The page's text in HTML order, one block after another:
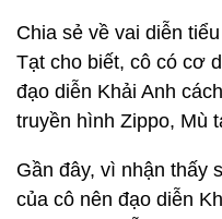
Chia sẻ về vai diễn
Tạt cho biết, cô có cơ
đạo diễn Khải Anh
truyền hình Zippo, Mù
Gần đây, vì nhận thấy
của cô nên đạo diễn